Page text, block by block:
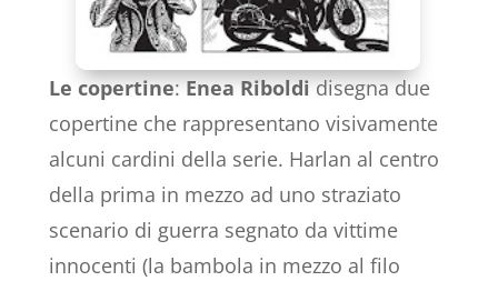
Le copertine:Enea Riboldidisegna due
copertine che rappresentano visivamente
alcuni cardini della serie. Harlan al centro
della prima in mezzo ad uno straziato
scenario di guerra segnato da vittime
innocenti (la bambola in mezzo al filo